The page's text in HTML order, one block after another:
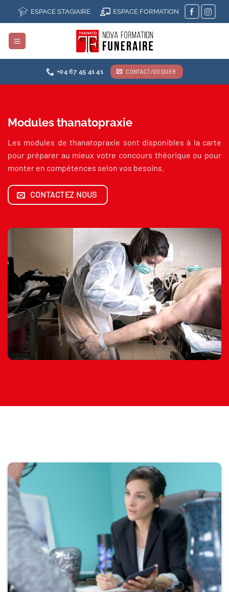
Passer
contenu
ESPACE STAGIAIRE ESPACE FORMATION
+04 67 45 41 41 CONTACT/DOSSIER
Modules thanatopraxie
Les modules de thanatopraxie sont disponibles à la carte
pour préparer au mieux votre concours théorique ou pour
monter en compétences selon vos besoins.
CONTACTEZ NOUS